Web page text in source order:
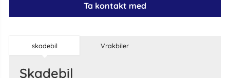
Ta kontakt med
skadebil Vrakbiler
skadebil